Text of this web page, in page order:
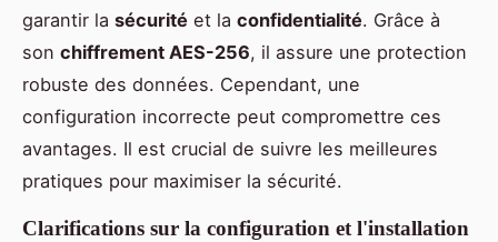
garantir la sécurité et la confidentialité. Grâce à
son chiffrement AES-256, il assure une protection
robuste des données. Cependant, une
configuration incorrecte peut compromettre ces
avantages. Il est crucial de suivre les meilleures
pratiques pour maximiser la sécurité.
Clarifications sur la configuration et l'installation